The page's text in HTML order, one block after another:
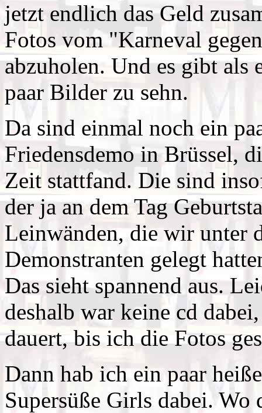
jetzt endlich das Geld
Fotos vom "Karneval
abzuholen. Und es gibt als
paar Bilder zu sehn.
Da sind einmal noch ein
Friedensdemo in Brüssel,
Zeit stattfand. Die sind
der ja an dem Tag
Leinwänden, die wir unter
Demonstranten gelegt
Das sieht spannend aus.
deshalb war keine cd
dauert, bis ich die Fotos
Dann hab ich ein paar
Supersüße Girls dabei.